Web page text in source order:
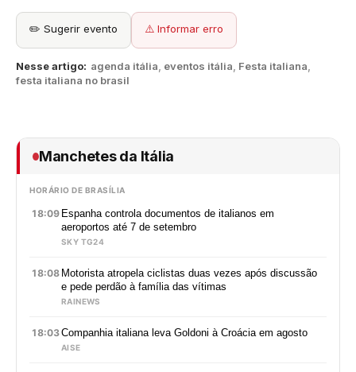
✏️ Sugerir evento ⚠️ Informar erro
Nesse artigo: agenda itália, eventos itália, Festa italiana,
festa italiana no brasil
Manchetes da Itália
HORÁRIO DE BRASÍLIA
18:09 Espanha controla documentos de italianos em
aeroportos até 7 de setembro
SKY TG24
18:08 Motorista atropela ciclistas duas vezes após discussão
e pede perdão à família das vítimas
RAINEWS
18:03Companhia italiana leva Goldoni à Croácia em agosto
AISE